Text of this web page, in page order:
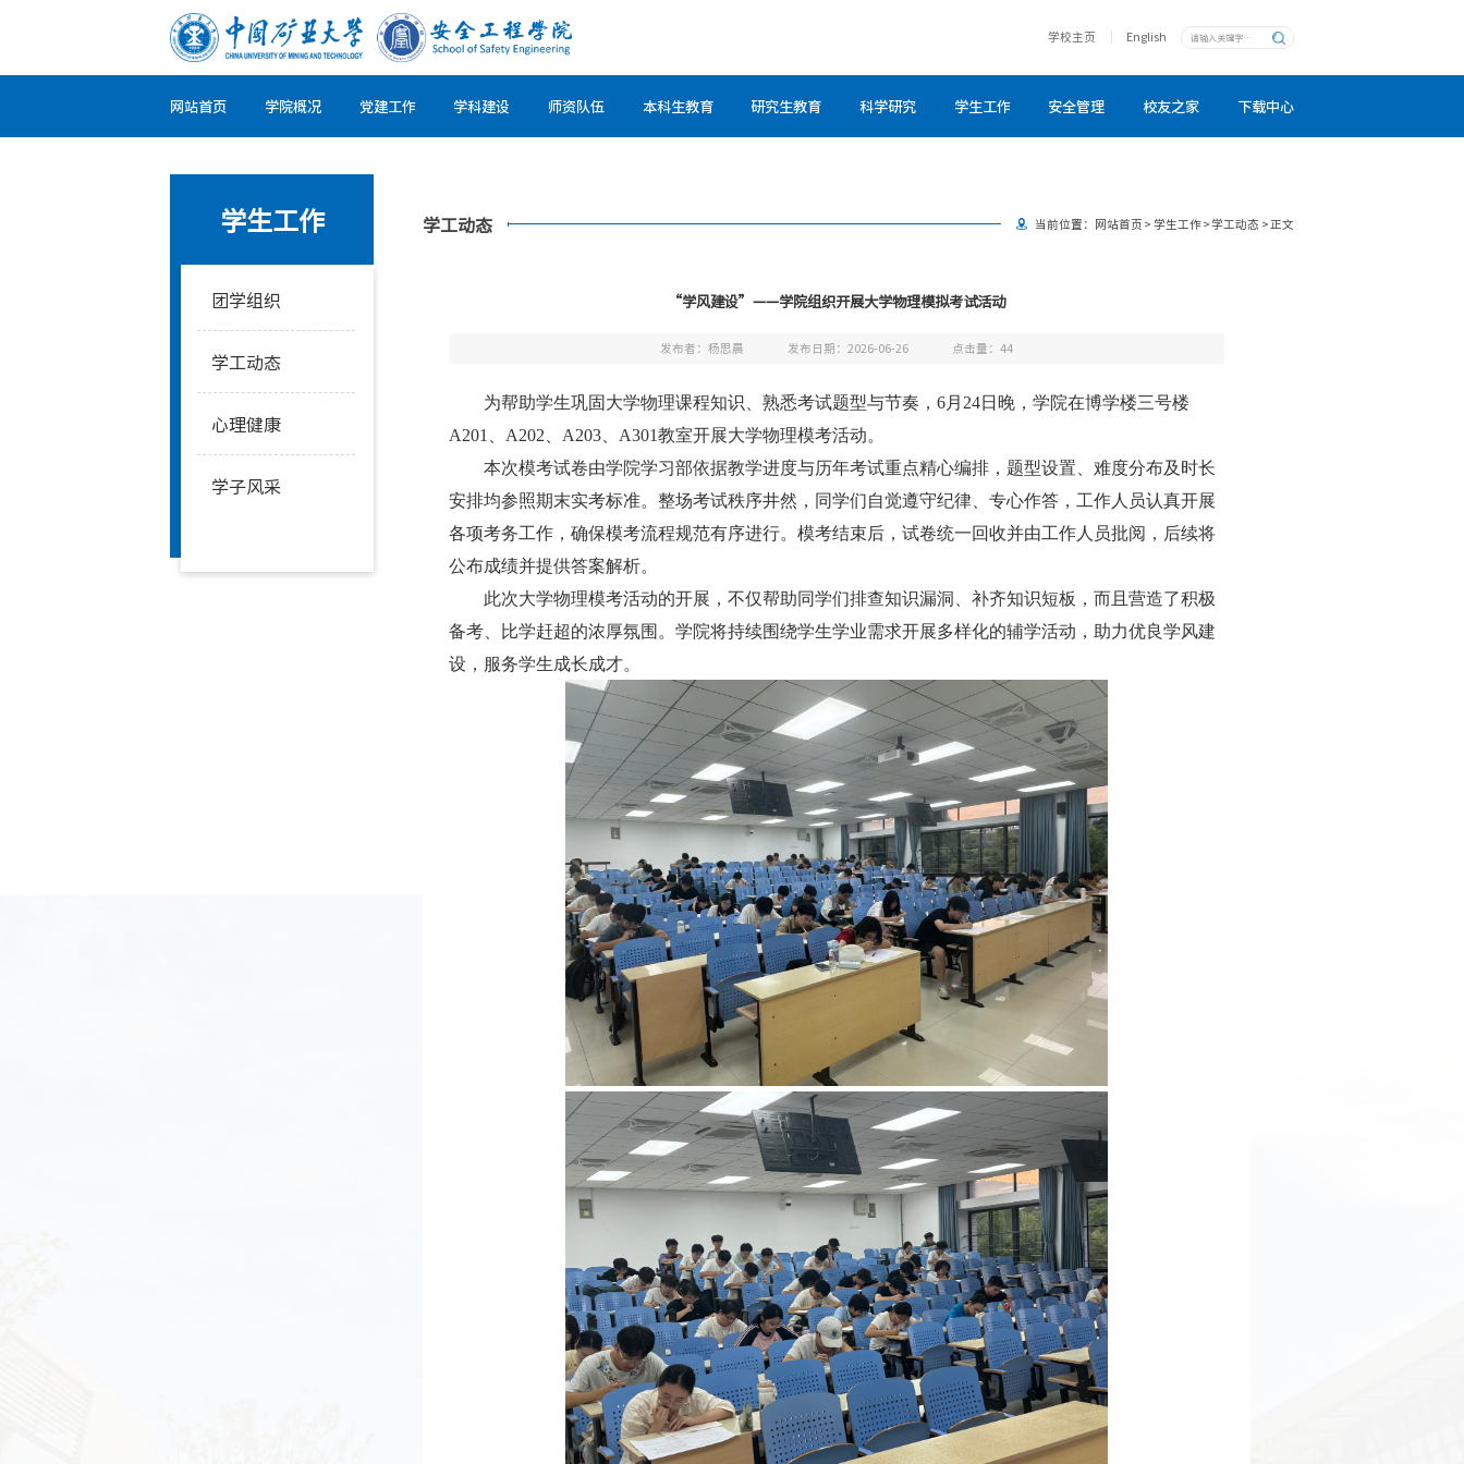
学校主页 English
网站首页 学院概况 党建工作 学科建设 师资队伍 本科生教育 研究生教育 科学研究 学生工作 安全管理 校友之家 下载中心
学生工作
团学组织
学工动态
心理健康
学子风采
学工动态 当前位置： 网站首页 > 学生工作>学工动态 >正文
“学风建设”——学院组织开展大学物理模拟考试活动
发布者：杨思晨 发布日期：2026-06-26 点击量：44
为帮助学生巩固大学物理课程知识、熟悉考试题型与节奏，6月24日晚，学院在博学楼三号楼
A201、A202、A203、A301教室开展大学物理模考活动。
本次模考试卷由学院学习部依据教学进度与历年考试重点精心编排，题型设置、难度分布及时长
安排均参照期末实考标准。整场考试秩序井然，同学们自觉遵守纪律、专心作答，工作人员认真开展
各项考务工作，确保模考流程规范有序进行。模考结束后，试卷统一回收并由工作人员批阅，后续将
公布成绩并提供答案解析。
此次大学物理模考活动的开展，不仅帮助同学们排查知识漏洞、补齐知识短板，而且营造了积极
备考、比学赶超的浓厚氛围。学院将持续围绕学生学业需求开展多样化的辅学活动，助力优良学风建
设，服务学生成长成才。